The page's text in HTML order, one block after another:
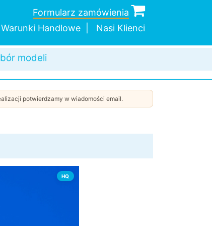
Warunki Handlowe Nasi Klienci
Formularz zamówienia
sztukimodeli
doborze
potwierdzamy w wiadomości email.
HQ